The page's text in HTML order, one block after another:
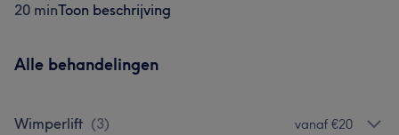
20 minToon beschrijving
Alle behandelingen
Wimperlift (3) vanaf €20